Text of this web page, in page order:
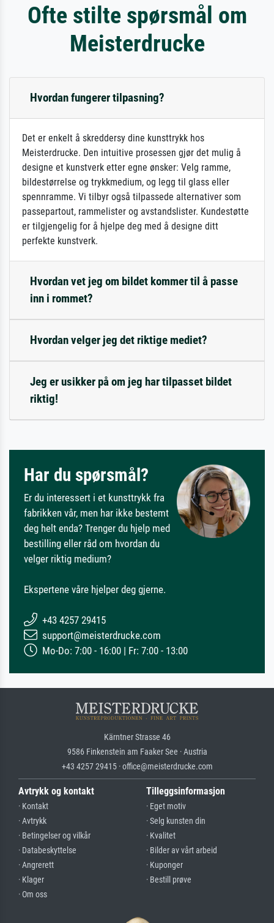
Ofte stilte spørsmål om
Meisterdrucke
Hvordan fungerer tilpasning?
Det er enkelt å skreddersy dine kunsttrykk hos
Meisterdrucke. Den intuitive prosessen gjør det mulig å
designe et kunstverk etter egne ønsker: Velg ramme,
bildestørrelse og trykkmedium, og legg til glass eller
spennramme. Vi tilbyr også tilpassede alternativer som
passepartout, rammelister og avstandslister. Kundestøtte
er tilgjengelig for å hjelpe deg med å designe ditt
perfekte kunstverk.
Hvordan vet jeg om bildet kommer til å passe
inn i rommet?
Hvordan velger jeg det riktige mediet?
Jeg er usikker på om jeg har tilpasset bildet
riktig!
Har du spørsmål?
Er du interessert i et kunsttrykk fra
fabrikken vår, men har ikke bestemt
deg helt enda? Trenger du hjelp med
bestilling eller råd om hvordan du
velger riktig medium?
Ekspertene våre hjelper deg gjerne.
+43 4257 29415
support@meisterdrucke.com
Mo-Do: 7:00 - 16:00 | Fr: 7:00 - 13:00
Kärntner Strasse 46
9586 Finkenstein am Faaker See · Austria
+43 4257 29415 · office@meisterdrucke.com
Avtrykk og kontakt
· Kontakt
· Avtrykk
· Betingelser og vilkår
· Databeskyttelse
· Angrerett
· Klager
· Om oss
Tilleggsinformasjon
· Eget motiv
· Selg kunsten din
· Kvalitet
· Bilder av vårt arbeid
· Kuponger
· Bestill prøve